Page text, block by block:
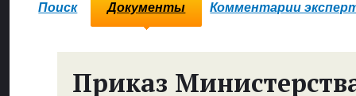
Поиск Документы Комментарии
Приказ